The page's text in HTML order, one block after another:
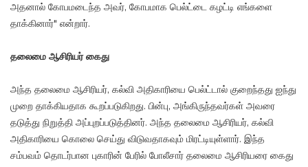
அதனால் கோபமடைந்த அவர், கோபமாக பெல்ட்டை கழட்டி எங்களை
தாக்கினார்" என்றார்.
தலைமை ஆசிரியர் கைது
அந்த தலைமை ஆசிரியர், கல்வி அதிகாரியை பெல்ட்டால் குறைந்தது ஐந்து
முறை தாக்கியதாக கூறப்படுகிறது. பின்பு, அங்கிருந்தவர்கள் அவரை
தடுத்து நிறுத்தி அப்புறப்படுத்தினர். அந்த தலைமை ஆசிரியர், கல்வி
அதிகாரியை கொலை செய்து விடுவதாகவும் மிரட்டியுள்ளார். இந்த
சம்பவம் தொடர்பான புகாரின் பேரில் போலீசார் தலைமை ஆசிரியரை கைது